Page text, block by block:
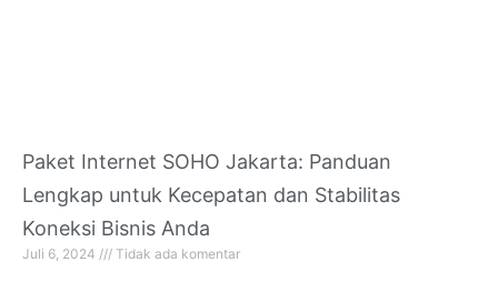
Paket Internet SOHO Jakarta: Panduan
Lengkap untuk Kecepatan dan Stabilitas
Koneksi Bisnis Anda
Juli 6, 2024 Tidak ada komentar